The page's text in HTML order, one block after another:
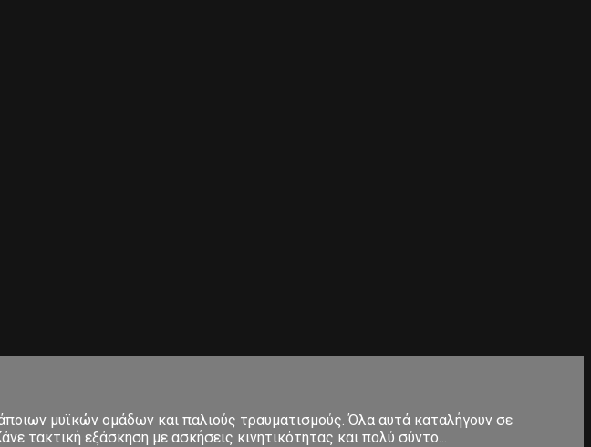
μυϊκών ομάδων και παλιούς τραυματισμούς. Όλα αυτά καταλήγουν σε
τακτική εξάσκηση με ασκήσεις κινητικότητας και πολύ σύντο...